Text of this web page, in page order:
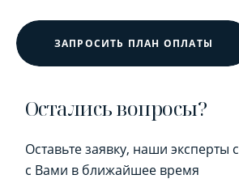
ЗАПРОСИТЬ ПЛАН ОПЛАТЫ
Остались вопросы?
Оставьте заявку, наши эксперты
с Вами в ближайшее время